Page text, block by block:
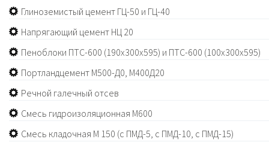
Глиноземистый цемент ГЦ-50 и ГЦ-40
Напрягающий цемент НЦ 20
Пеноблоки ПТС-600 (190х300х595) и ПТС-600 (100х300х595)
Портландцемент М500-Д0, М400Д20
Речной галечный отсев
Смесь гидроизоляционная М600
Смесь кладочная М 150 (с ПМД-5, с ПМД-10, с ПМД-15)